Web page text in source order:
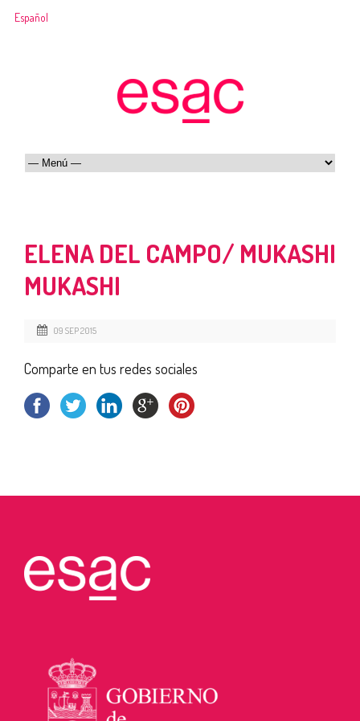
Español
ELENA DEL CAMPO/ MUKASHI
MUKASHI
09 SEP 2015
Comparte en tus redes sociales